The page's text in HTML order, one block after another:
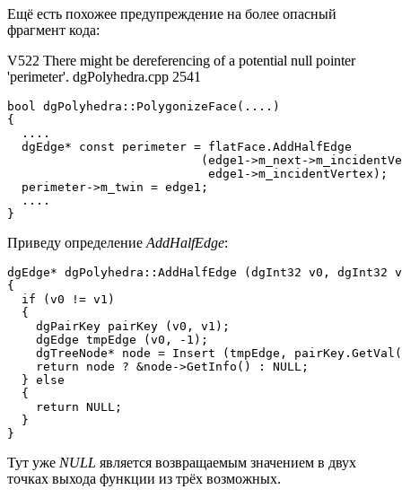
Ещё есть похожее предупреждение на более опасный
фрагмент кода:
V522 There might be dereferencing of a potential null pointer
'perimeter'. dgPolyhedra.cpp 2541
bool dgPolyhedra::PolygonizeFace(....)
{
  ....
  dgEdge* const perimeter = flatFace.AddHalfEdge
(edge1->m_next-
                            edge1->m_incidentVertex);
  perimeter->m_twin = edge1;
  ....
}
Приведу определение AddHalfEdge:
dgEdge* dgPolyhedra::AddHalfEdge (dgInt32 v0, dgInt32
{
  if (v0 != v1)
  {
    dgPairKey pairKey (v0, v1);
    dgEdge tmpEdge (v0, -1);
dgTreeNode* node = Insert (tmpEdge,
    return node ? &node->GetInfo() : NULL;
  } else
  {
    return NULL;
  }
}
Тут уже NULL является возвращаемым значением в двух
точках выхода функции из трёх возможных.